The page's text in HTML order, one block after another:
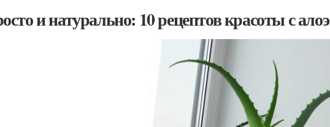
и натурально: 10 рецептов красоты с алоэ